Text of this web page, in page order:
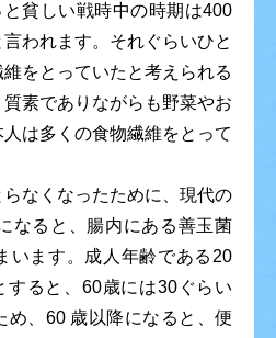
貧しい戦時中の時期は400
われます。それぐらいひと
をとっていたと考えられる
素でありながらも野菜やお
は多くの食物繊維をとって
なくなったために、現代の
なると、腸内にある善玉菌
います。成人年齢である20
すると、60歳には30ぐらい
め、60 歳以降になると、便